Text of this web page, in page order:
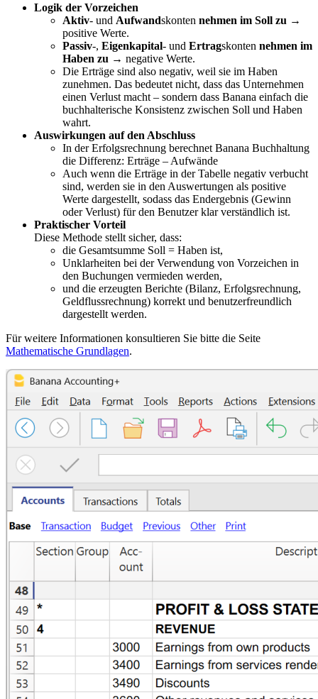
Logik der Vorzeichen
Aktiv- und Aufwandskonten nehmen im Soll zu →
positive Werte.
Passiv-, Eigenkapital- und Ertragskonten nehmen im
Haben zu → negative Werte.
Die Erträge sind also negativ, weil sie im Haben
zunehmen. Das bedeutet nicht, dass das Unternehmen
einen Verlust macht – sondern dass Banana einfach die
buchhalterische Konsistenz zwischen Soll und Haben
wahrt.
Auswirkungen auf den Abschluss
In der Erfolgsrechnung berechnet Banana Buchhaltung
die Differenz: Erträge – Aufwände
Auch wenn die Erträge in der Tabelle negativ verbucht
sind, werden sie in den Auswertungen als positive
Werte dargestellt, sodass das Endergebnis (Gewinn
oder Verlust) für den Benutzer klar verständlich ist.
Praktischer Vorteil
Diese Methode stellt sicher, dass:
die Gesamtsumme Soll = Haben ist,
Unklarheiten bei der Verwendung von Vorzeichen in
den Buchungen vermieden werden,
und die erzeugten Berichte (Bilanz, Erfolgsrechnung,
Geldflussrechnung) korrekt und benutzerfreundlich
dargestellt werden.
Für weitere Informationen konsultieren Sie bitte die Seite
Mathematische Grundlagen.